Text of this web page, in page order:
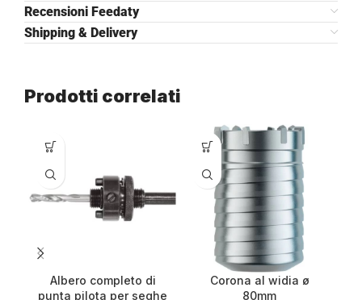
Recensioni Feedaty
Shipping & Delivery
Prodotti correlati
Albero completo di
punta pilota per seghe
Corona al widia ø
80mm